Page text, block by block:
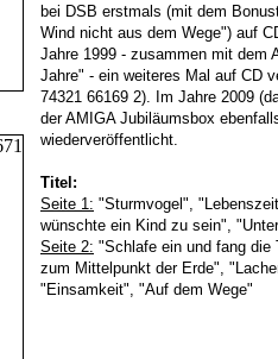
bei DSB erstmals (mit dem
Wind nicht aus dem Wege") auf
Jahre 1999 - zusammen mit dem
Jahre" - ein weiteres Mal auf CD
74321 66169 2). Im Jahre 2009
der AMIGA Jubiläumsbox
wiederveröffentlicht.
Titel:
Seite 1: "Sturmvogel",
wünschte ein Kind zu sein",
Seite 2: "Schlafe ein und fang die
zum Mittelpunkt der Erde",
"Einsamkeit", "Auf dem Wege"